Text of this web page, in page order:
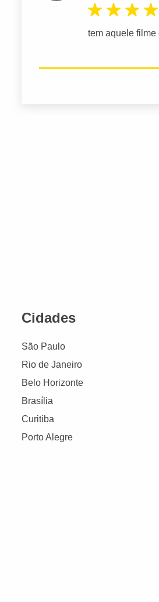
tem aquele filme
Cidades
São Paulo
Rio de Janeiro
Belo Horizonte
Brasília
Curitiba
Porto Alegre